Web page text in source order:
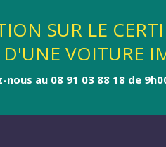
SUR LE
D'UNE VOITURE
au 08 91 03 88 18 de